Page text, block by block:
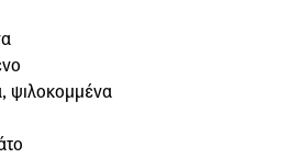
ψιλοκομμένα